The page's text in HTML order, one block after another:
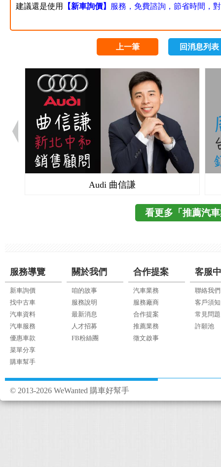
建議還是使用
【新車詢價】 服務，免費諮詢，節省時間，
上一筆 回消息列表
Audi 曲信謙
看更多「推薦汽
服務導覽
新車詢價
找中古車
汽車資料
汽車服務
優惠車款
菜單分享
購車幫手
關於我們
咱的故事
服務說明
最新消息
人才招募
FB粉絲團
合作提案
汽車業務
服務廠商
合作提案
推薦業務
徵文啟事
客服
聯絡我們
客戶須知
常見問題
許願池
© 2013-2026 WeWanted 購車好幫手